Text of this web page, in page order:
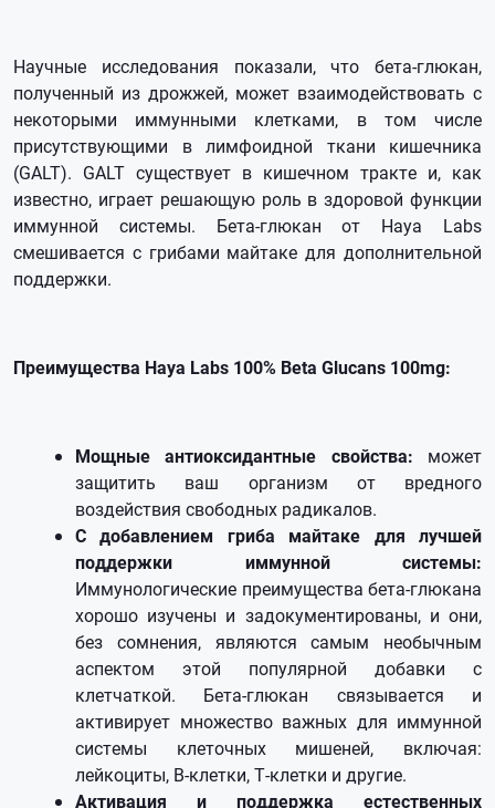
Научные исследования показали, что бета-глюкан,
полученный из дрожжей, может взаимодействовать с
некоторыми иммунными клетками, в том числе
присутствующими в лимфоидной ткани кишечника
(GALT). GALT существует в кишечном тракте и, как
известно, играет решающую роль в здоровой функции
иммунной системы. Бета-глюкан от Haya Labs
смешивается с грибами майтаке для дополнительной
поддержки.
Преимущества Haya Labs 100% Beta Glucans 100mg:
Мощные антиоксидантные свойства: может
защитить ваш организм от вредного
воздействия свободных радикалов.
С добавлением гриба майтаке для лучшей
поддержки иммунной системы:
Иммунологические преимущества бета-глюкана
хорошо изучены и задокументированы, и они,
без сомнения, являются самым необычным
аспектом этой популярной добавки с
клетчаткой. Бета-глюкан связывается и
активирует множество важных для иммунной
системы клеточных мишеней, включая:
лейкоциты, В-клетки, Т-клетки и другие.
Активация и поддержка естественных